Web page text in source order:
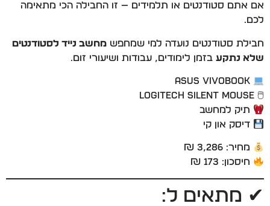
אם אתם סטודנטים או תלמידים — זו החבילה הכי מתאימה
לכם.
חבילת סטודנטים נועדה למי שמחפש מחשב נייד לסטודנטים
שלא נתקע בזמן לימודים, עבודות ושיעורי זום.
🖱 Logitech Silent Mouse
תיק למחשב
דיסק און קי
מחיר: 3,286 ₪
חיסכון: 173 ₪
✔ מתאים ל: